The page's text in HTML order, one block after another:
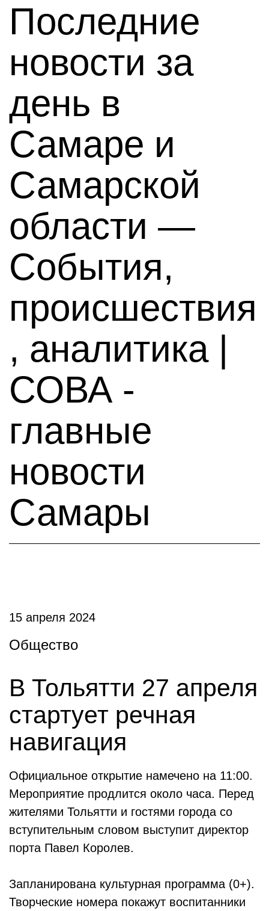
Последние
новости за
день в
Самаре и
Самарской
области —
События,
происшествия
, аналитика |
СОВА -
главные
новости
Самары
15 апреля 2024
Общество
В Тольятти 27 апреля
стартует речная
навигация
Официальное открытие намечено на 11:00.
Мероприятие продлится около часа. Перед
жителями Тольятти и гостями города со
вступительным словом выступит директор
порта Павел Королев.
Запланирована культурная программа (0+).
Творческие номера покажут воспитанники